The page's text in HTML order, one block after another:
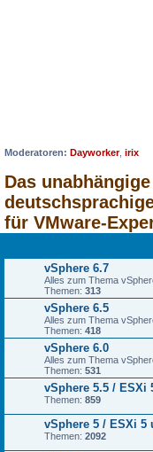
Moderatoren: Dayworker, irix
Das unabhängige
für VMware-
vSphere 6.7
Alles zum Thema
Themen: 313
vSphere 6.5
Alles zum Thema
Themen: 418
vSphere 6.0
Alles zum Thema
Themen: 531
vSphere 5.5 / ESXi
Themen: 859
vSphere 5 / ESXi 5
Themen: 2092